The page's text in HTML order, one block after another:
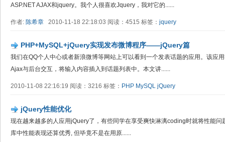
ASP.NET AJAX和jquery。我个人很喜欢Jquery，我对它的......
作者: 陈希章 2010-11-18 22:18:03 阅读：4515 标签： jquery
PHP+MySQL+jQuery实现发布微博程序——jQuery篇
我们在QQ个人中心或者新浪微博等网站上可以看到一个发表话题的应用。该应
Ajax与后台交互，将输入内容插入到话题列表中。本文讲......
2010-11-08 22:16:19 阅读：3216 标签： PHP MySQL jQuery
jQuery性能优化
现在越来越多的人应用jQuery了，有些同学在享受爽快淋漓coding时就将性能
库中性能表现还算优秀, 但毕竟不是在用原......